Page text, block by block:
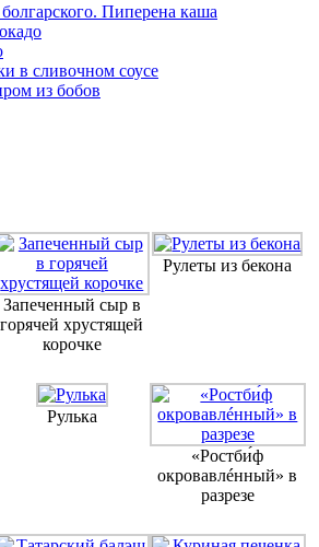
Пиперена каша
в сливочном соусе
из бобов
Запеченный сыр в
горячей хрустящей
корочке
Рулеты из бекона
Рулька
«Ростби́ф
окровавлéнный» в
разрезе